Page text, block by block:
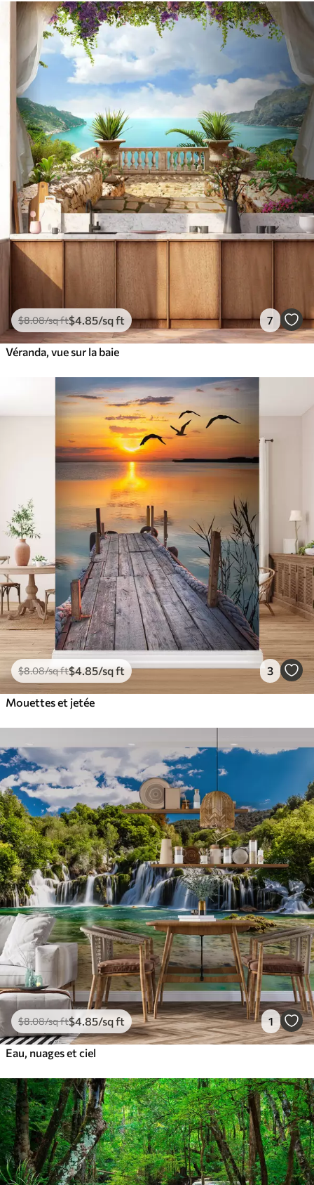
$8.08/sq ft$4.85/sq ft 7
Véranda, vue sur la baie
$8.08/sq ft$4.85/sq ft 3
Mouettes et jetée
$8.08/sq ft$4.85/sq ft 1
Eau, nuages et ciel